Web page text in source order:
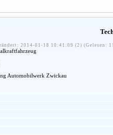
2014-01-18 10:41:09 (2) (Gelesen:
Automobilwerk Zwickau